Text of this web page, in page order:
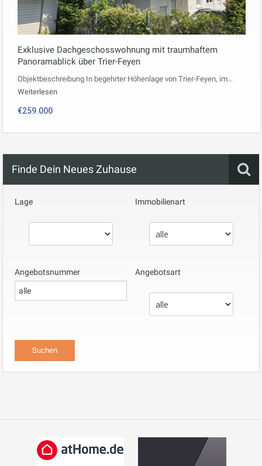
Exklusive Dachgeschosswohnung mit traumhaftem
Panoramablick über Trier-Feyen
Objektbeschreibung In begehrter Höhenlage von Trier-Feyen, im…
Weiterlesen
€259.000
Finde Dein Neues Zuhause
Lage Immobilienart
Angebotsnummer Angebotsart